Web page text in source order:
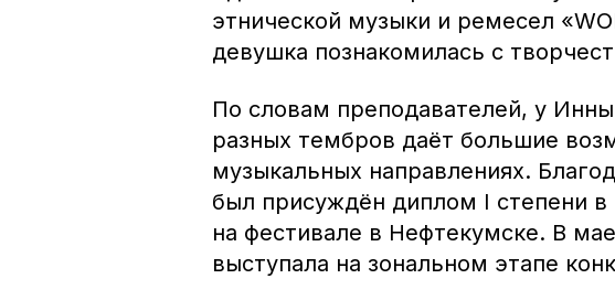
этнической музыки и ремесел
девушка познакомилась с
По словам преподавателей, у
разных тембров даёт большие
музыкальных направлениях.
был присуждён диплом I степени
на фестивале в Нефтекумске. В
выступала на зональном этапе